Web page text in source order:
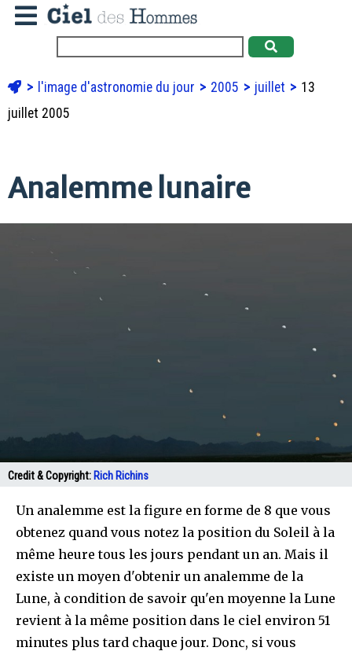
l'image d'astronomie du jour 2005 juillet
13
juillet 2005
Analemme lunaire
Credit & Copyright: Rich Richins
Un analemme est la figure en forme de 8 que vous
obtenez quand vous notez la position du Soleil à la
même heure tous les jours pendant un an. Mais il
existe un moyen d'obtenir un analemme de la
Lune, à condition de savoir qu'en moyenne la Lune
revient à la même position dans le ciel environ 51
minutes plus tard chaque jour. Donc, si vous